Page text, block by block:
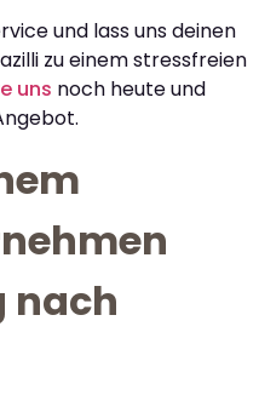
und lass uns deinen
zu einem stressfreien
uns noch heute und
nach